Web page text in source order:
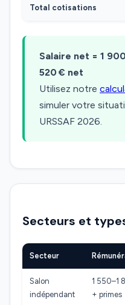
Total cotisations
Salaire net = 1
520 € net
Utilisez notre
simuler votre
URSSAF 2026.
Secteurs et
Secteur
Salon
indépendant
1 550–1
+ primes